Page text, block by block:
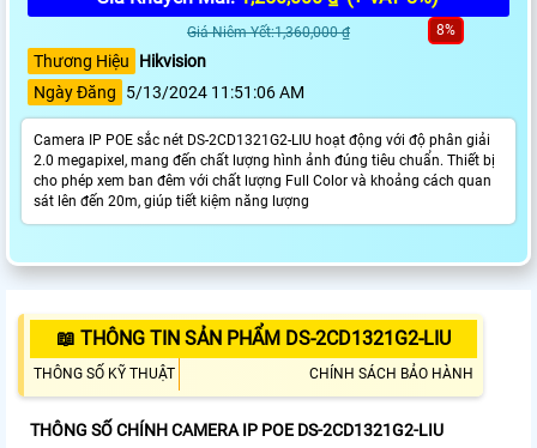
Giá Niêm Yết:1,360,000 ₫ 8%
Thương Hiệu
Hikvision
Ngày Đăng
5/13/2024 11:51:06 AM
Camera IP POE sắc nét DS-2CD1321G2-LIU hoạt động với độ phân giải
2.0 megapixel, mang đến chất lượng hình ảnh đúng tiêu chuẩn. Thiết bị
cho phép xem ban đêm với chất lượng Full Color và khoảng cách quan
sát lên đến 20m, giúp tiết kiệm năng lượng
📖 THÔNG TIN SẢN PHẨM DS-2CD1321G2-LIU
THÔNG SỐ KỸ THUẬT CHÍNH SÁCH BẢO HÀNH
THÔNG SỐ CHÍNH CAMERA IP POE DS-2CD1321G2-LIU